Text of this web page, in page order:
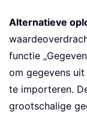
Alternatieve
functie
om gegevens
te importeren.
grootschalige